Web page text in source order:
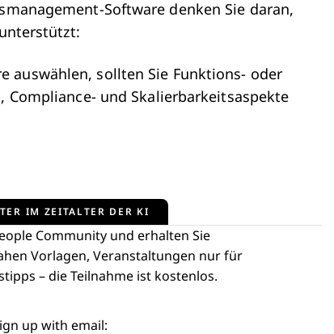
Software denken Sie daran,
auswählen, sollten Sie Funktions- oder
und Skalierbarkeitsaspekte
IM ZEITALTER DER KI
Community und erhalten Sie
Vorlagen, Veranstaltungen nur für
– die Teilnahme ist kostenlos.
up with email: